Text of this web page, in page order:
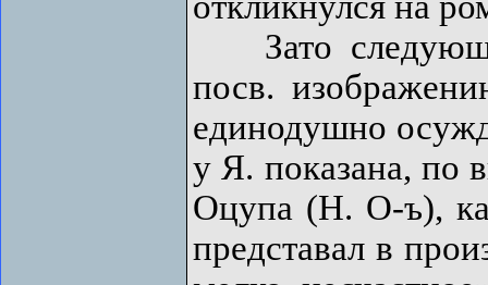
Зато
посв.
единодушно
у Я. показана, по
Оцупа (Н. О-ъ),
представал в